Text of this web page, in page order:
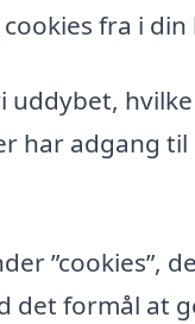
fra i din
uddybet,
har adgang til
”cookies”,
det formål at